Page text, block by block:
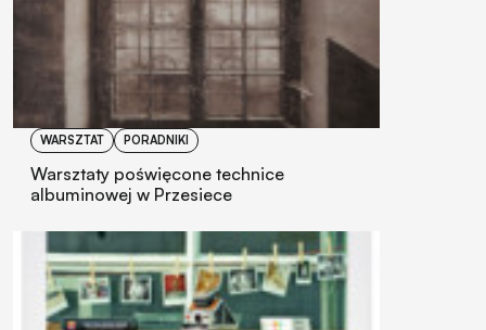
WARSZTAT PORADNIKI
Warsztaty poświęcone technice
albuminowej w Przesiece